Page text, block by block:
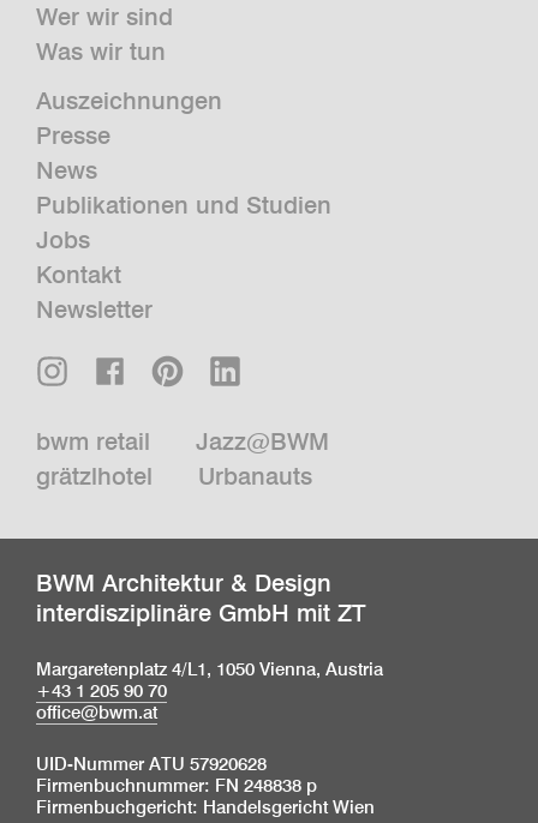
Wer wir sind
Was wir tun
Auszeichnungen
Presse
News
Publikationen und Studien
Jobs
Kontakt
Newsletter
bwm retail
Jazz@BWM
grätzlhotel
Urbanauts
BWM Architektur & Design
interdisziplinäre GmbH mit ZT
Margaretenplatz 4/L1, 1050 Vienna, Austria
+43 1 205 90 70
office@bwm.at
UID-Nummer ATU 57920628
Firmenbuchnummer: FN 248838 p
Firmenbuchgericht: Handelsgericht Wien